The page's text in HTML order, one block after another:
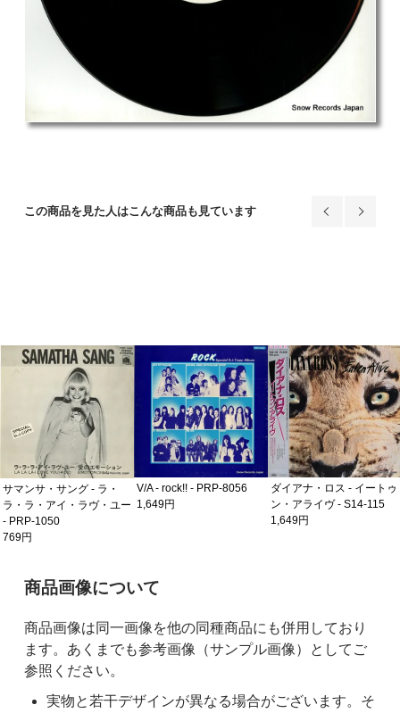
この商品を見た人はこんな商品も見ています
サマンサ・サング - ラ・
ラ・ラ・アイ・ラヴ・ユー
- PRP-1050
769円
V/A - rock!! - PRP-8056
1,649円
ダイアナ・ロス - イートゥ
ン・アライヴ - S14-115
1,649円
ご購入前の注意事項
商品画像について
商品画像は同一画像を他の同種商品にも併用しており
ます。あくまでも参考画像（サンプル画像）としてご
参照ください。
実物と若干デザインが異なる場合がございます。そ